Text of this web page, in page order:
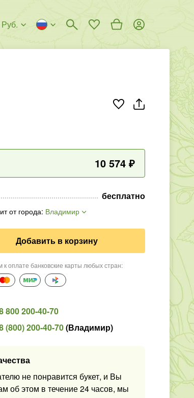
10 574 ₽
бесплатно
от города: Владимир
Добавить в корзину
оплате банковские карты любых стран:
800 200-40-70
(800) 200-40-70(Владимир)
не понравится букет, и Вы
об этом в течение 24 часов, мы